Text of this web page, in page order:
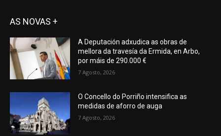
AS NOVAS +
A Deputación adxudica as obras de
mellora da travesía da Ermida, en Arbo,
por máis de 290.000 €
7 Agosto, 2026
O Concello do Porriño intensifica as
medidas de aforro de auga
7 Agosto, 2026